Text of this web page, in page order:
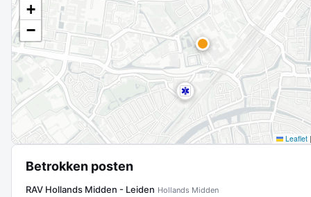
+
−
Leaflet |
Betrokken posten
RAV Hollands Midden - Leiden Hollands Midden